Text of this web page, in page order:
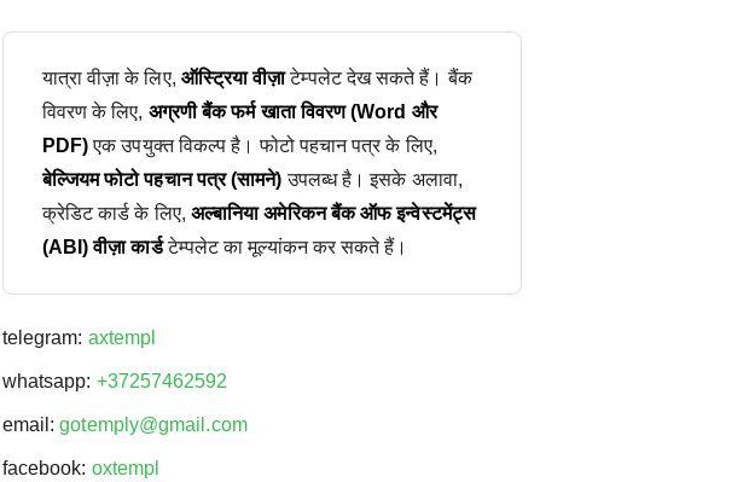
यात्रा वीज़ा के लिए, ऑस्ट्रिया वीज़ाटेम्पलेट देख सकते हैं। बैंक
विवरण के लिए, अग्रणी बैंक फर्म खाता विवरण (Word और
PDF)एक उपयुक्त विकल्प है। फोटो पहचान पत्र के लिए,
बेल्जियम फोटो पहचान पत्र (सामने) उपलब्ध है। इसके अलावा,
क्रेडिट कार्ड के लिए, अल्बानिया अमेरिकन बैंक ऑफ इन्वेस्टमेंट्स
(ABI) वीज़ा कार्डटेम्पलेट का मूल्यांकन कर सकते हैं।
telegram: axtempl
whatsapp: +37257462592
email:gotemply@gmail.com
facebook: oxtempl